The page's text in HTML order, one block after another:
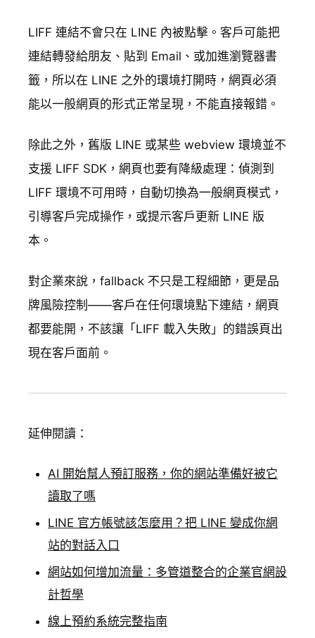
LIFF 連結不會只在 LINE 內被點擊。客戶可能把
連結轉發給朋友、貼到 Email、或加進瀏覽器書
籤，所以在 LINE 之外的環境打開時，網頁必須
能以一般網頁的形式正常呈現，不能直接報錯。
除此之外，舊版 LINE 或某些 webview 環境並不
支援 LIFF SDK，網頁也要有降級處理：偵測到
LIFF 環境不可用時，自動切換為一般網頁模式，
引導客戶完成操作，或提示客戶更新 LINE 版
本。
對企業來說，fallback 不只是工程細節，更是品
牌風險控制——客戶在任何環境點下連結，網頁
都要能開，不該讓「LIFF 載入失敗」的錯誤頁出
現在客戶面前。
延伸閱讀：
AI 開始幫人預訂服務，你的網站準備好被它
讀取了嗎
LINE 官方帳號該怎麼用？把 LINE 變成你網
站的對話入口
網站如何增加流量：多管道整合的企業官網設
計哲學
線上預約系統完整指南